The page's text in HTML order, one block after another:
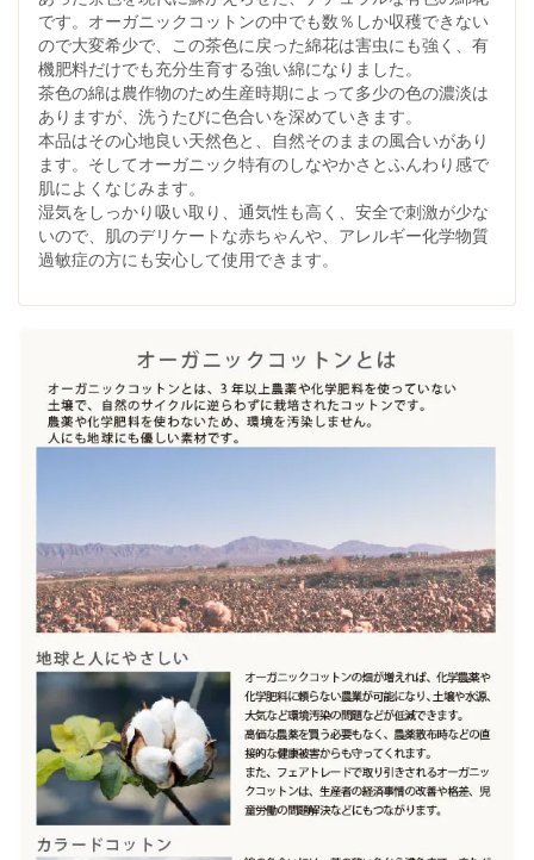
です。オーガニックコットンの中でも数％しか収穫できない
ので大変希少で、この茶色に戻った綿花は害虫にも強く、有
機肥料だけでも充分生育する強い綿になりました。
茶色の綿は農作物のため生産時期によって多少の色の濃淡は
ありますが、洗うたびに色合いを深めていきます。
本品はその心地良い天然色と、自然そのままの風合いがあり
ます。そしてオーガニック特有のしなやかさとふんわり感で
肌によくなじみます。
湿気をしっかり吸い取り、通気性も高く、安全で刺激が少な
いので、肌のデリケートな赤ちゃんや、アレルギー化学物質
過敏症の方にも安心して使用できます。